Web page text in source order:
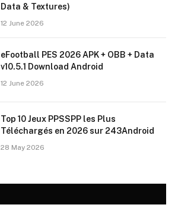
Data & Textures)
12 June 2026
eFootball PES 2026 APK + OBB + Data
v10.5.1 Download Android
12 June 2026
Top 10 Jeux PPSSPP les Plus
Téléchargés en 2026 sur 243Android
28 May 2026